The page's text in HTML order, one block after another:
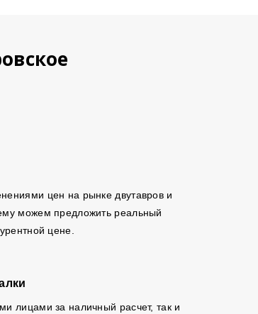
цен на рынке двутавров и
можем предложить реальный
цене.
лицами за наличный расчет, так и